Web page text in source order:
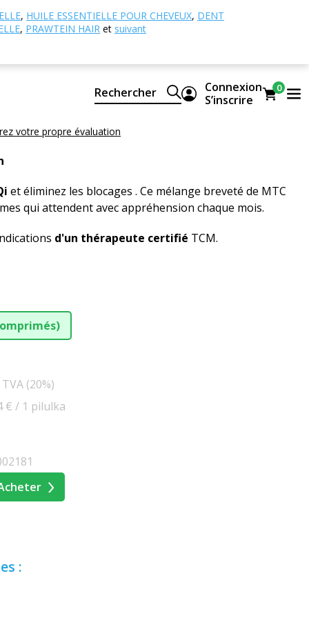
, HUILE ESSENTIELLE POUR CHEVEUX, DENT
, PRAWTEIN HAIR et suivant
Rechercher
Connexion
S’inscrire
0
BEWIT
votre propre évaluation
et éliminez les blocages . Ce mélange breveté de MTC
qui attendent avec appréhension chaque mois.
d'un thérapeute certifié TCM.
(20%)
€ / 1 pilulka
: